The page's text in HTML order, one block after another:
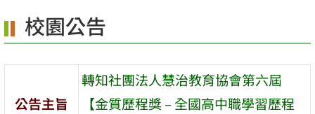
區
校園公告
公告主旨
轉知社團法人慧治教育協會第六屆
【金質歷程獎 – 全國高中職學習歷程